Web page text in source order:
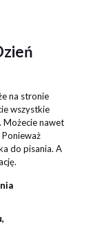
wszystkie
Możecie nawet
Ponieważ
do pisania. A